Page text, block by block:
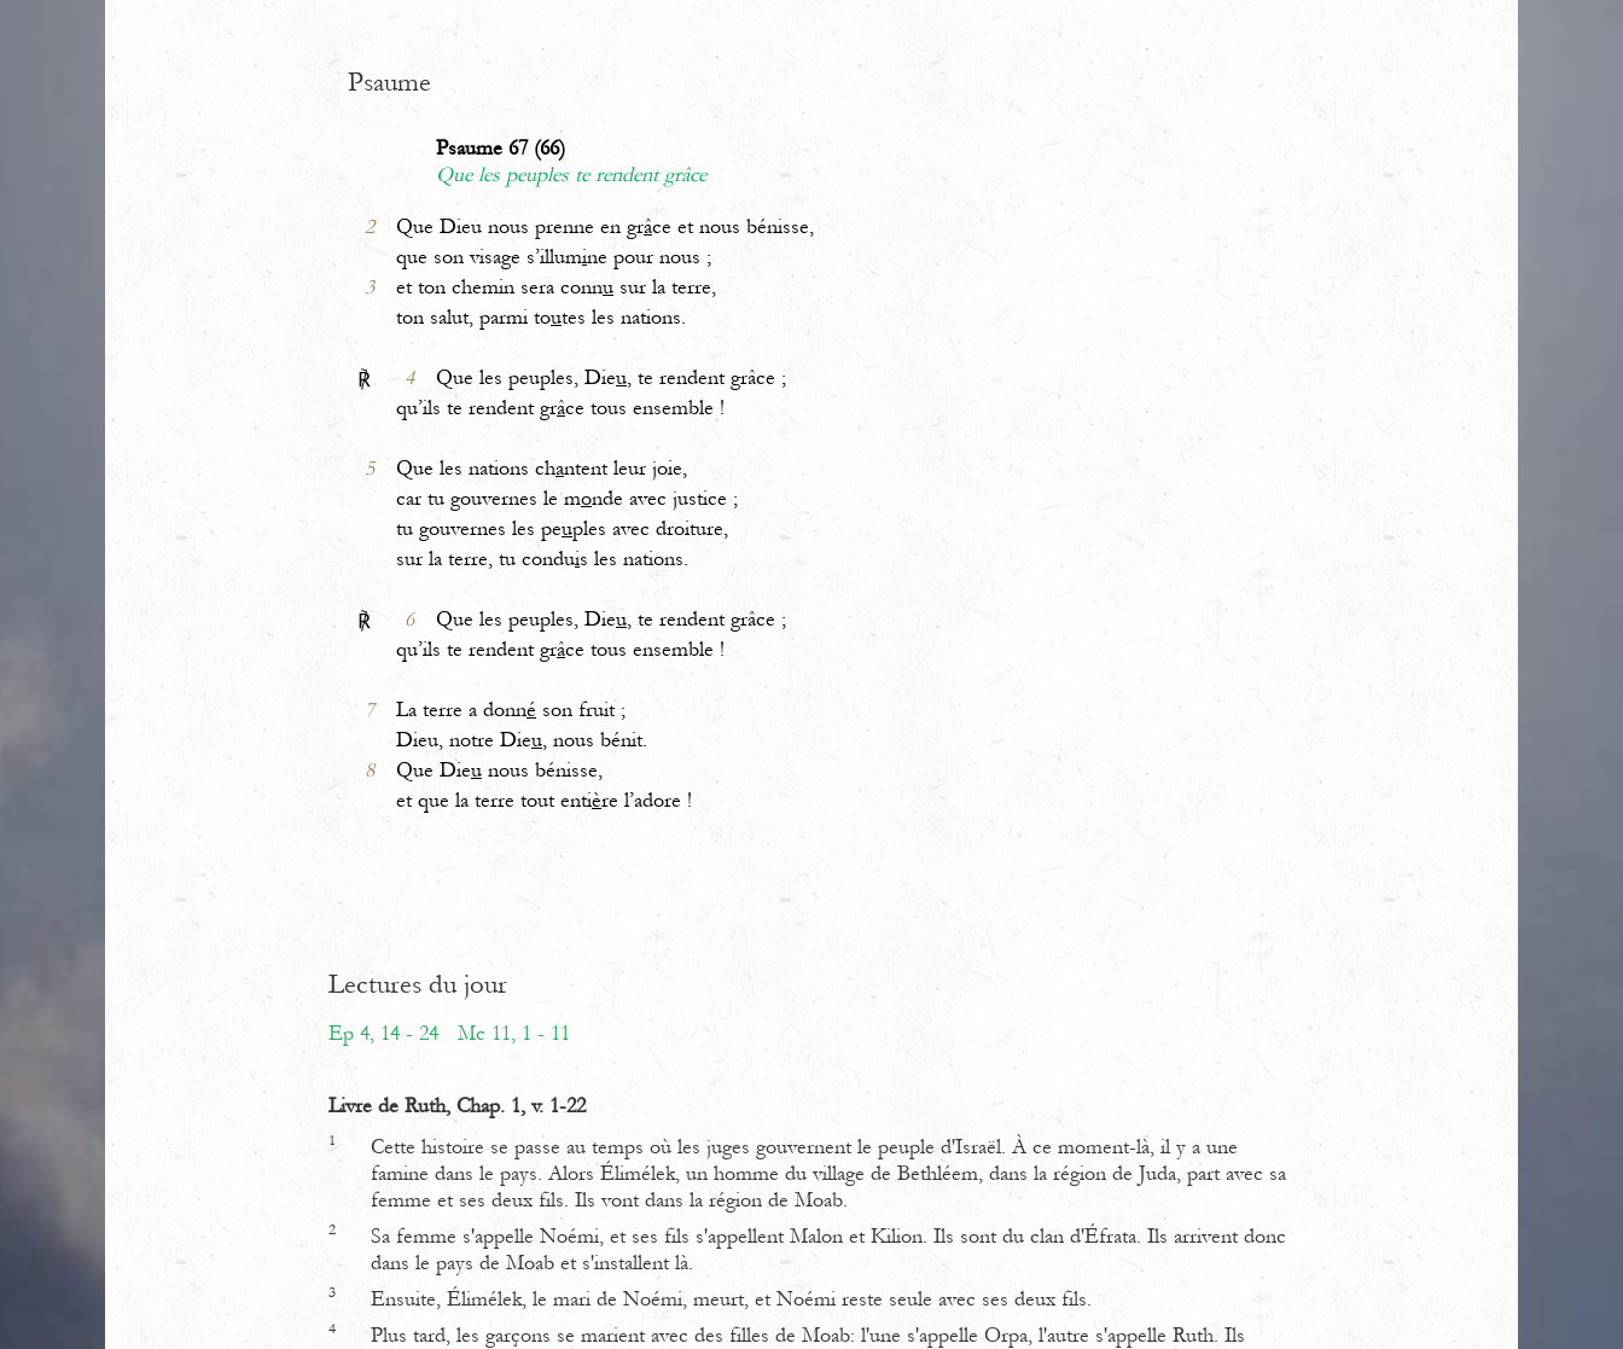
Psaume
Psaume 67 (66)
Que les peuples te rendent grâce
2 Que Dieu nous prenne en grâce et nous bénisse,
que son visage s’illumine pour nous ;
3
et ton chemin sera connu sur la terre,
ton salut, parmi toutes les nations.
℟ 4 Que les peuples, Dieu, te rendent grâce ;
qu’ils te rendent grâce tous ensemble !
5 Que les nations chantent leur joie,
car tu gouvernes le monde avec justice ;
tu gouvernes les peuples avec droiture,
sur la terre, tu conduis les nations.
℟ 6 Que les peuples, Dieu, te rendent grâce ;
qu’ils te rendent grâce tous ensemble !
7 La terre a donné son fruit ;
Dieu, notre Dieu, nous bénit.
8
Que Dieu nous bénisse,
et que la terre tout entière l’adore !
Lectures du jour
Ep 4, 14 - 24 Mc 11, 1 - 11
Livre de Ruth, Chap. 1, v. 1-22
1
Cette histoire se passe au temps où les juges gouvernent le peuple d'Israël. À ce moment-là, il y a une
famine dans le pays. Alors Élimélek, un homme du village de Bethléem, dans la région de Juda, part avec sa
femme et ses deux fils. Ils vont dans la région de Moab.
2
Sa femme s'appelle Noémi, et ses fils s'appellent Malon et Kilion. Ils sont du clan d'Éfrata. Ils arrivent donc
dans le pays de Moab et s'installent là.
3 Ensuite, Élimélek, le mari de Noémi, meurt, et Noémi reste seule avec ses deux fils.
4
Plus tard, les garçons se marient avec des filles de Moab: l'une s'appelle Orpa, l'autre s'appelle Ruth. Ils